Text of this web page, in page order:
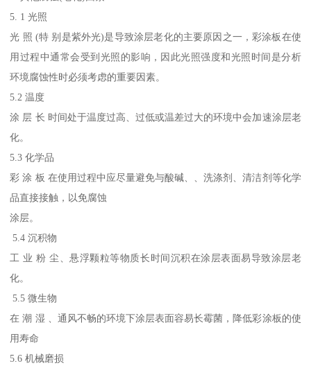
5. 1 光照
光 照 (特 别是紫外光)是导致涂层老化的主要原因之一，彩涂板在使
用过程中通常会受到光照的影响，因此光照强度和光照时间是分析
环境腐蚀性时必须考虑的重要因素。
5.2 温度
涂 层 长 时间处于温度过高、过低或温差过大的环境中会加速涂层老
化。
5.3 化学品
彩 涂 板 在使用过程中应尽量避免与酸碱、、洗涤剂、清洁剂等化学
品直接接触，以免腐蚀
涂层。
5.4 沉积物
工 业 粉 尘、悬浮颗粒等物质长时间沉积在涂层表面易导致涂层老
化。
5.5 微生物
在 潮 湿 、通风不畅的环境下涂层表面容易长霉菌，降低彩涂板的使
用寿命
5.6 机械磨损